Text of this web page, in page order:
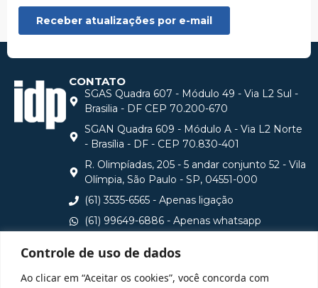
Controle de uso de dados
Ao clicar em “Aceitar os cookies”, você concorda com
CONTATO
SGAS Quadra 607 - Módulo 49 - Via L2 Sul -
Brasilia - DF CEP 70.200-670
SGAN Quadra 609 - Módulo A - Via L2 Norte
- Brasília - DF - CEP 70.830-401
R. Olimpíadas, 205 - 5 andar conjunto 52 - Vila
Olímpia, São Paulo - SP, 04551-000
(61) 3535-6565 - Apenas ligação
(61) 99649-6886 - Apenas whatsapp
Consulte aqui o cadastro da Instituição no Sistema e-
MEC